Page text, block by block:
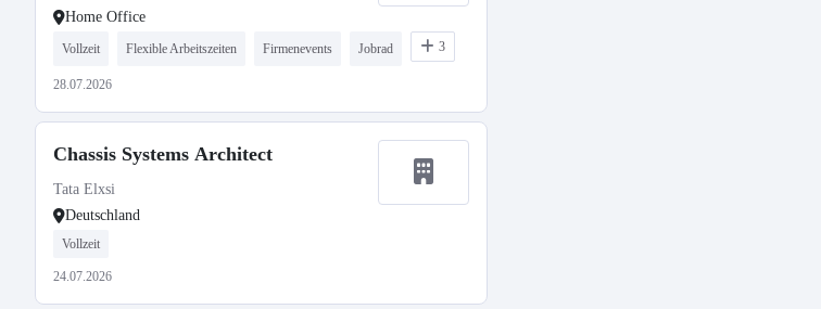
Home Office
Vollzeit Flexible Arbeitszeiten Firmenevents Jobrad 3
28.07.2026
Chassis Systems Architect
Tata Elxsi
Deutschland
Vollzeit
24.07.2026